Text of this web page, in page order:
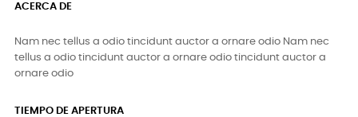
ACERCA DE
Nam nec tellus a odio tincidunt auctor a ornare odio Nam nec
tellus a odio tincidunt auctor a ornare odio tincidunt auctor a
ornare odio
TIEMPO DE APERTURA